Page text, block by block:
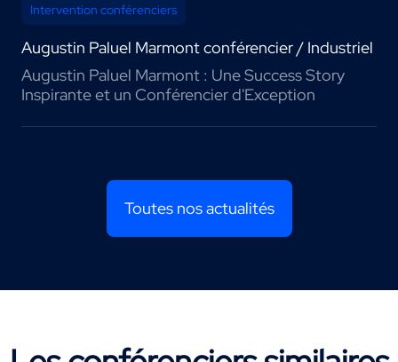
Intervention conférenciers
Augustin Paluel Marmont conférencier / Industriel
Augustin Paluel Marmont : Une Success Story
Inspirante et un Conférencier d'Exception
Toutes nos actualités